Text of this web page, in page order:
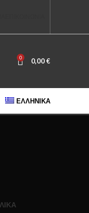
0 0,00€
ΕΛΛΗΝΙΚΆ